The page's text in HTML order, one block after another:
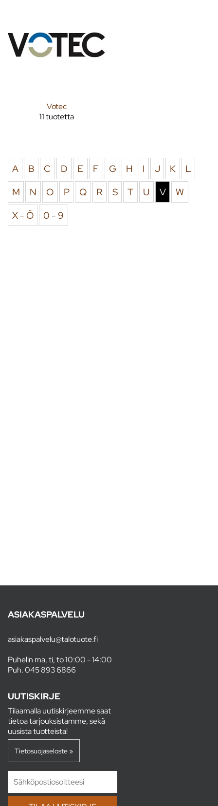
Votec
11 tuotetta
A B C D E F G H I J K
L
M
N O P Q R S T U V
W
X - Ö
0 - 9
ASIAKASPALVELU
asiakaspalvelu@talotuote.fi
Puhelin ma, ti, to 10:00 - 14:00
Puh.045 893 6866
UUTISKIRJE
Tilaamalla uutiskirjeemme saat
tietoa tarjouksistamme, sekä
uusista tuotteista!
Tietosuojaseloste »